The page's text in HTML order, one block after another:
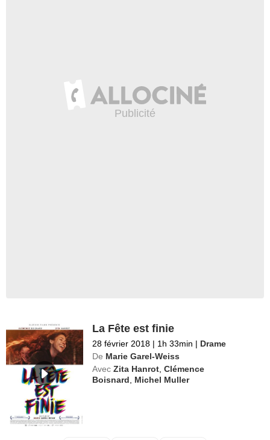
La Fête est finie
28 février 2018 | 1h 33min | Drame
De Marie Garel-Weiss
Avec Zita Hanrot,Clémence
Boisnard, Michel Muller